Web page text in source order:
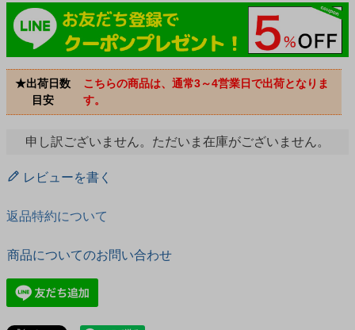
★出荷日数
目安
こちらの商品は、通常3～4営業日で出荷となりま
す。
申し訳ございません。ただいま在庫がございません。
レビューを書く
返品特約について
商品についてのお問い合わせ